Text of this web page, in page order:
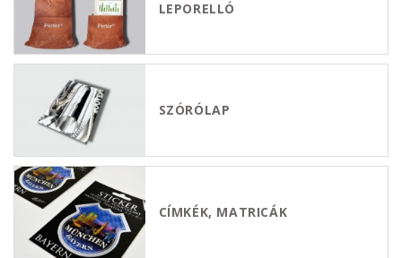
LEPORELLÓ
SZÓRÓLAP
CÍMKÉK, MATRICÁK